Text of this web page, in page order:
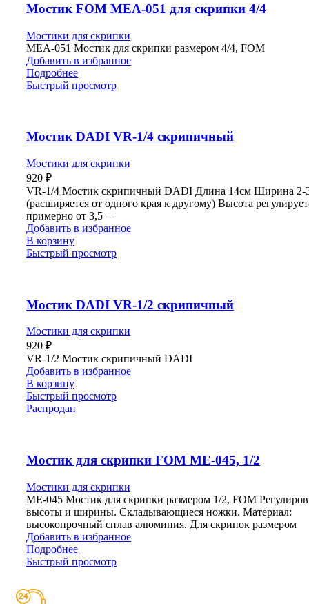
Мостик FOM MEA-051 для скрипки 4/4
Мостики для скрипки
MEA-051 Мостик для скрипки размером 4/4, FOM
Добавить в избранное
Подробнее
Быстрый просмотр
Мостик DADI VR-1/4 скрипичный
Мостики для скрипки
920 ₽
VR-1/4 Мостик скрипичный DADI Длина 14см Ширина 2-
(расширяется от одного края к другому) Высота
примерно от 3,5 –
Добавить в избранное
В корзину
Быстрый просмотр
Мостик DADI VR-1/2 скрипичный
Мостики для скрипки
920 ₽
VR-1/2 Мостик скрипичный DADI
Добавить в избранное
В корзину
Быстрый просмотр
Распродан
Мостик для скрипки FOM ME-045, 1/2
Мостики для скрипки
ME-045 Мостик для скрипки размером 1/2, FOM
высоты и ширины. Складывающиеся ножки. Материал:
высокопрочный сплав алюминия. Для скрипок размером
Добавить в избранное
Подробнее
Быстрый просмотр